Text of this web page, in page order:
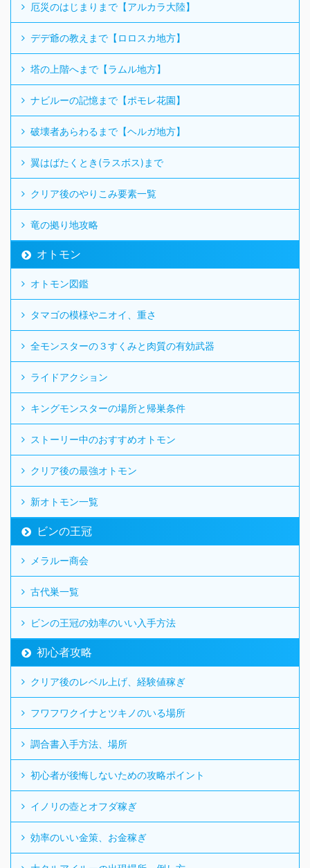
厄災のはじまりまで【アルカラ大陸】
デデ爺の教えまで【ロロスカ地方】
塔の上階へまで【ラムル地方】
ナビルーの記憶まで【ポモレ花園】
破壊者あらわるまで【ヘルガ地方】
翼はばたくとき(ラスボス)まで
クリア後のやりこみ要素一覧
竜の拠り地攻略
オトモン
オトモン図鑑
タマゴの模様やニオイ、重さ
全モンスターの３すくみと肉質の有効武器
ライドアクション
キングモンスターの場所と帰巣条件
ストーリー中のおすすめオトモン
クリア後の最強オトモン
新オトモン一覧
ビンの王冠
メラルー商会
古代巣一覧
ビンの王冠の効率のいい入手方法
初心者攻略
クリア後のレベル上げ、経験値稼ぎ
フワフワクイナとツキノのいる場所
調合書入手方法、場所
初心者が後悔しないための攻略ポイント
イノリの壺とオフダ稼ぎ
効率のいい金策、お金稼ぎ